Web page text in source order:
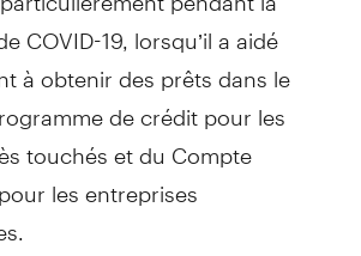
COVID-19, lorsqu’il a aidé
à obtenir des prêts dans le
de crédit pour les
touchés et du Compte
les entreprises